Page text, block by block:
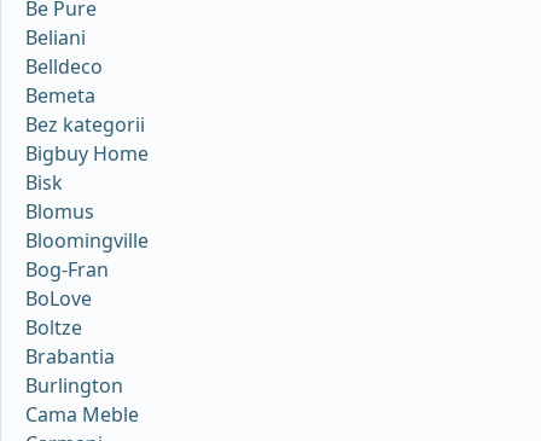
Be Pure
Beliani
Belldeco
Bemeta
Bez kategorii
Bigbuy Home
Bisk
Blomus
Bloomingville
Bog-Fran
BoLove
Boltze
Brabantia
Burlington
Cama Meble